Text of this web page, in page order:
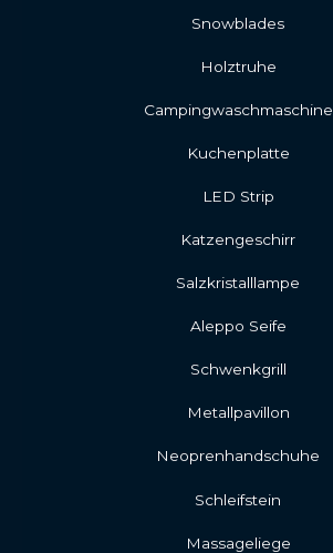
Snowblades
Holztruhe
Campingwaschmaschine
Kuchenplatte
LED Strip
Katzengeschirr
Salzkristalllampe
Aleppo Seife
Schwenkgrill
Metallpavillon
Neoprenhandschuhe
Schleifstein
Massageliege